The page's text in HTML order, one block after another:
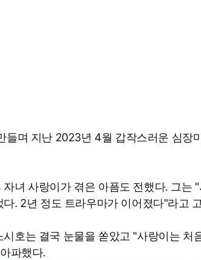
들며 지난 2023년 4월 갑작스러운 심장
녀 사랑이가 겪은 아픔도 전했다. 그는
. 2년 정도 트라우마가 이어졌다"라고
호는 결국 눈물을 쏟았고 "사랑이는 처
파했다.